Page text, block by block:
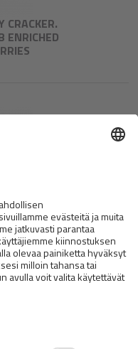
CRACKER.
ENRICHED
TEETH &
&